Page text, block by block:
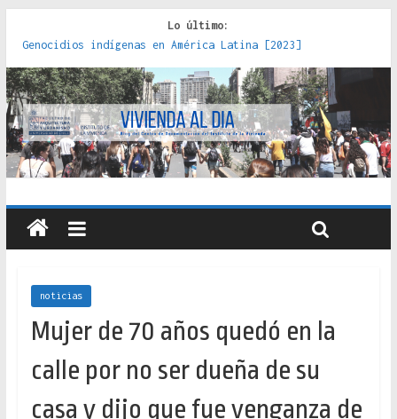
Lo último:
Genocidios indígenas en América Latina [2023]
Estudios sobre la espacialización de los Estados :
políticas, prácticas y representaciones [2022]
Donde el pedernal choca con el acero : hacia una teoría
crítica de las fronteras latinoamericanas [2020]
Criterios técnicos para una vivienda adecuada [2019]
Red de consultorios de la Caja del Seguro Obrero en
Santiago : un patrimonio emblemático [2014]
noticias
Mujer de 70 años quedó en la
calle por no ser dueña de su
casa y dijo que fue venganza de